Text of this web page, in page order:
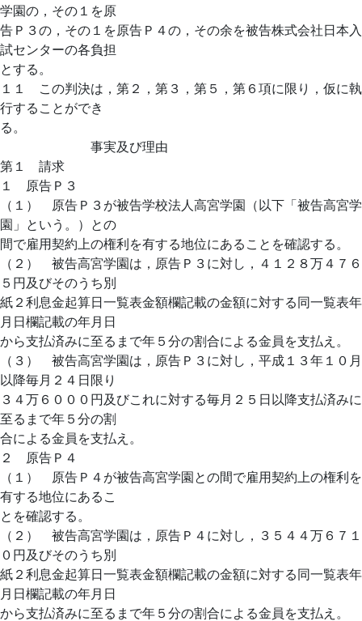
学園の，その１を原
告Ｐ３の，その１を原告Ｐ４の，その余を被告株式会社日本入
試センターの各負担
とする。
１１ この判決は，第２，第３，第５，第６項に限り，仮に執
行することができ
る。
事実及び理由
第１ 請求
１ 原告Ｐ３
（１） 原告Ｐ３が被告学校法人高宮学園（以下「被告高宮学
園」という。）との
間で雇用契約上の権利を有する地位にあることを確認する。
（２） 被告高宮学園は，原告Ｐ３に対し，４１２８万４７６
５円及びそのうち別
紙２利息金起算日一覧表金額欄記載の金額に対する同一覧表年
月日欄記載の年月日
から支払済みに至るまで年５分の割合による金員を支払え。
（３） 被告高宮学園は，原告Ｐ３に対し，平成１３年１０月
以降毎月２４日限り
３４万６０００円及びこれに対する毎月２５日以降支払済みに
至るまで年５分の割
合による金員を支払え。
２ 原告Ｐ４
（１） 原告Ｐ４が被告高宮学園との間で雇用契約上の権利を
有する地位にあるこ
とを確認する。
（２） 被告高宮学園は，原告Ｐ４に対し，３５４４万６７１
０円及びそのうち別
紙２利息金起算日一覧表金額欄記載の金額に対する同一覧表年
月日欄記載の年月日
から支払済みに至るまで年５分の割合による金員を支払え。